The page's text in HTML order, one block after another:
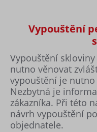
Vypouštění
Vypouštění
nutno věnovat
vypouštění je
Nezbytná je
zákazníka. Při této
návrh vypouštění
objednatele.